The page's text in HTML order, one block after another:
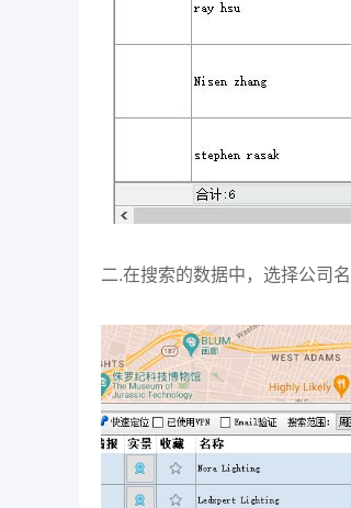
二.在搜索的数据中，选择公司